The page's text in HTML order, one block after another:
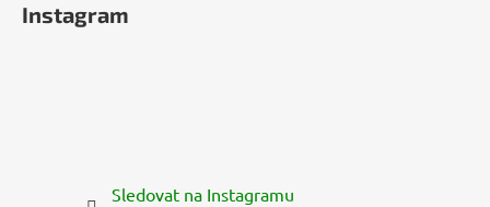
Instagram
Sledovat na Instagramu